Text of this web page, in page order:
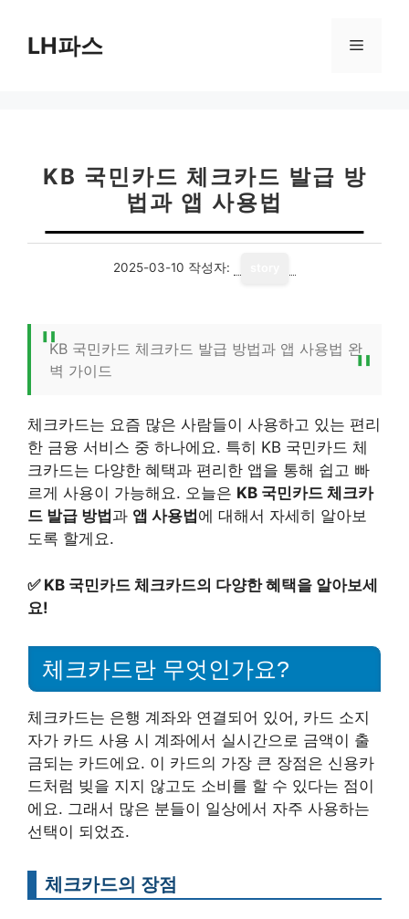
LH파스 메
KB 국민카드 체크카드 발급 방
법과 앱 사용법
2025-03-10 작성자:
KB 국민카드 체크카드 발급 방법과 앱 사용법 완
벽 가이드
체크카드는 요즘 많은 사람들이 사용하고 있는 편리
한 금융 서비스 중 하나에요. 특히 KB 국민카드 체
크카드는 다양한 혜택과 편리한 앱을 통해 쉽고 빠
르게 사용이 가능해요. 오늘은 KB 국민카드 체크카
드 발급 방법 과 앱 사용법 에 대해서 자세히 알아보
도록 할게요.
✅ KB 국민카드 체크카드의 다양한 혜택을 알아보세
요!
체크카드란 무엇인가요?
체크카드는 은행 계좌와 연결되어 있어, 카드 소지
자가 카드 사용 시 계좌에서 실시간으로 금액이 출
금되는 카드에요. 이 카드의 가장 큰 장점은 신용카
드처럼 빚을 지지 않고도 소비를 할 수 있다는 점이
에요. 그래서 많은 분들이 일상에서 자주 사용하는
선택이 되었죠.
체크카드의 장점